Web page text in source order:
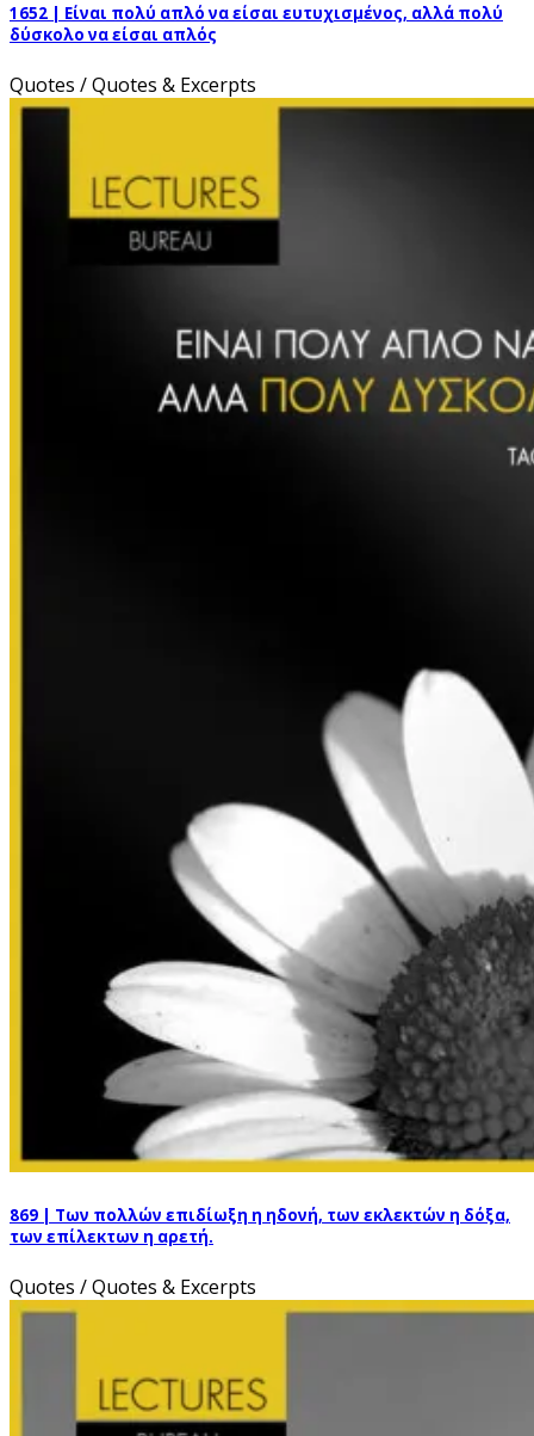
1652 | Είναι πολύ απλό να είσαι ευτυχισμένος, αλλά πολύ
δύσκολο να είσαι απλός
Quotes / Quotes & Excerpts
869 | Των πολλών επιδίωξη η ηδονή, των εκλεκτών η δόξα,
των επίλεκτων η αρετή.
Quotes / Quotes & Excerpts